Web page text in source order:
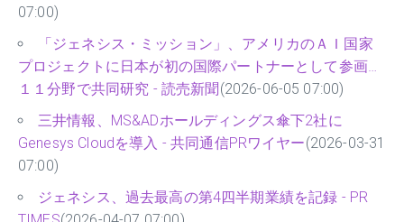
07:00)
「ジェネシス・ミッション」、アメリカのＡＩ国家
プロジェクトに日本が初の国際パートナーとして参画…
１１分野で共同研究 - 読売新聞 (2026-06-05 07:00)
三井情報、MS&ADホールディングス傘下2社に
Genesys Cloudを導入 - 共同通信PRワイヤー(2026-03-31
07:00)
ジェネシス、過去最高の第4四半期業績を記録 - PR